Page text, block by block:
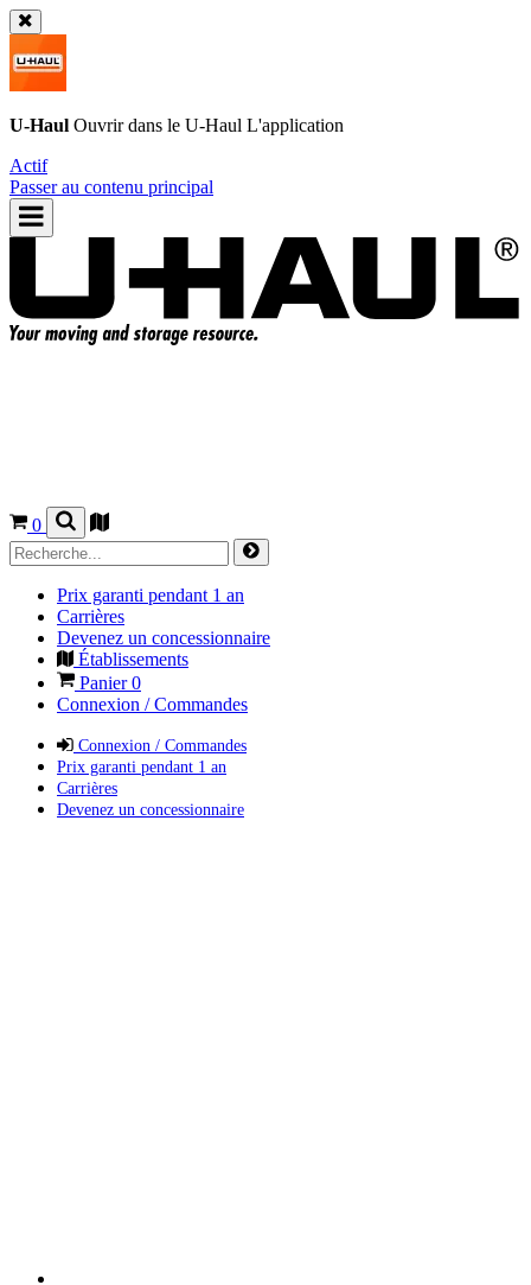
U-Haul Ouvrir dans le U-Haul L'application
Actif
Passer au contenu principal
0
Prix garanti pendant 1 an
Carrières
Devenez un concessionnaire
Établissements
Panier0
Connexion / Commandes
Connexion / Commandes
Prix garanti pendant 1 an
Carrières
Devenez un concessionnaire